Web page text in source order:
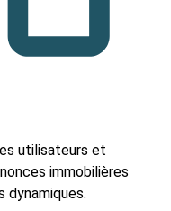
utilisateurs et
immobilières
dynamiques.